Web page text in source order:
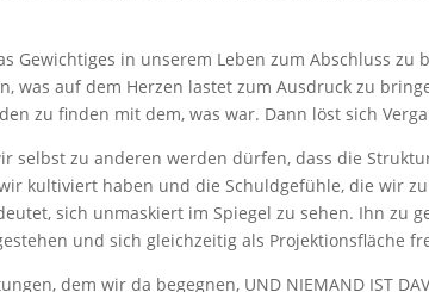
Gewichtiges in unserem Leben zum Abschluss
was auf dem Herzen lastet zum Ausdruck zu
zu finden mit dem, was war. Dann löst sich
selbst zu anderen werden dürfen, dass die
kultiviert haben und die Schuldgefühle, die wir
sich unmaskiert im Spiegel zu sehen. Ihn zu
und sich gleichzeitig als Projektionsfläche
dem wir da begegnen, UND NIEMAND IST